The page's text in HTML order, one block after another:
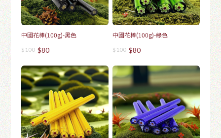
中國花棒(100g)-黑色
$100 $80
中國花棒(100g)-綠色
$100 $80